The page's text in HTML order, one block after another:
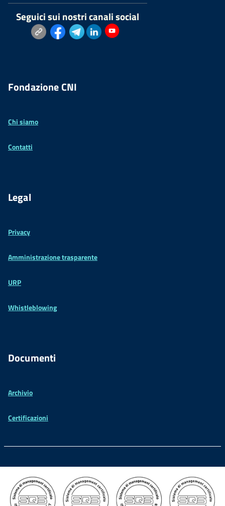
Seguici sui nostri canali social
Fondazione CNI
Chi siamo
Contatti
Legal
Privacy
Amministrazione trasparente
URP
Whistleblowing
Documenti
Archivio
Certificazioni